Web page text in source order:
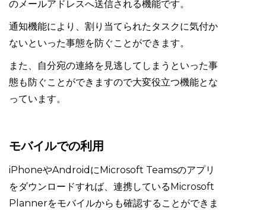
のメールアドレスへ送信される機能です。
通知機能により、割り当てられたタスクに気付か
ないといった事態を防ぐことができます。
また、自分宛の連絡を見逃してしまうといった事
態も防ぐことができますので大変役立つ機能とな
っています。
モバイルでの利用
iPhoneやAndroidにMicrosoft Teamsのアプリ
をダウンロードすれば、連携しているMicrosoft
Plannerをモバイルからも確認することができま